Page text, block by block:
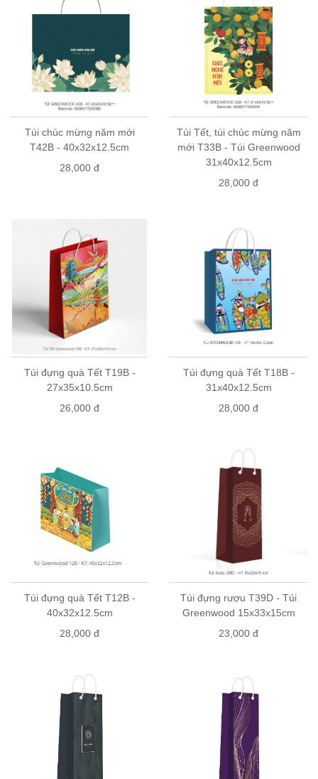
Túi chúc mừng năm mới
T42B - 40x32x12.5cm
28,000 đ
Túi Tết, túi chúc mừng năm
mới T33B - Túi Greenwood
31x40x12.5cm
28,000 đ
Túi đựng quà Tết T19B -
27x35x10.5cm
26,000 đ
Túi đựng quà Tết T18B -
31x40x12.5cm
28,000 đ
Túi đựng quà Tết T12B -
40x32x12.5cm
28,000 đ
Túi đựng rượu T39D - Túi
Greenwood 15x33x15cm
23,000 đ